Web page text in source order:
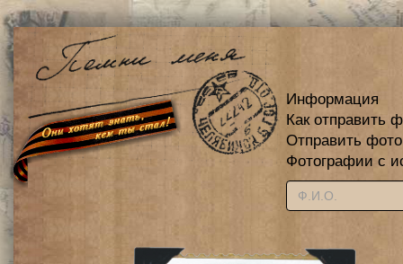
Информация
Как отправить
Отправить
Фотографии с